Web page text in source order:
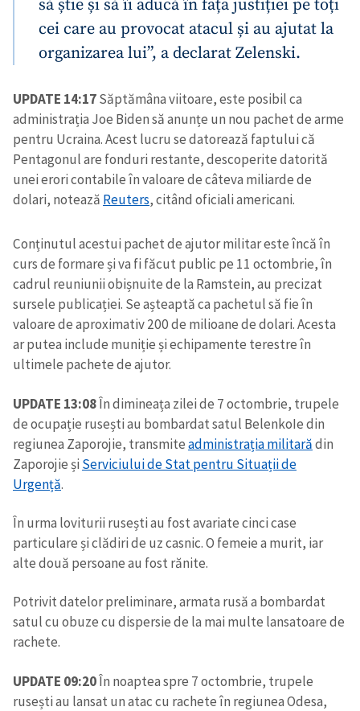
să știe și să îi aducă în fața justiției pe toți
cei care au provocat atacul și au ajutat la
organizarea lui”, a declarat Zelenski.
UPDATE 14:17Săptămâna viitoare, este posibil ca
administrația Joe Biden să anunțe un nou pachet de arme
pentru Ucraina. Acest lucru se datorează faptului că
Pentagonul are fonduri restante, descoperite datorită
unei erori contabile în valoare de câteva miliarde de
dolari, notează Reuters, citând oficiali americani.
Conținutul acestui pachet de ajutor militar este încă în
curs de formare și va fi făcut public pe 11 octombrie, în
cadrul reuniunii obișnuite de la Ramstein, au precizat
sursele publicației. Se așteaptă ca pachetul să fie în
valoare de aproximativ 200 de milioane de dolari. Acesta
ar putea include muniție și echipamente terestre în
ultimele pachete de ajutor.
UPDATE 13:08În dimineața zilei de 7 octombrie, trupele
de ocupație rusești au bombardat satul BelenkoIe din
regiunea Zaporojie, transmiteadministrația militarădin
Zaporojie șiServiciului de Stat pentru Situații de
Urgență.
În urma loviturii rusești au fost avariate cinci case
particulare și clădiri de uz casnic. O femeie a murit, iar
alte două persoane au fost rănite.
Potrivit datelor preliminare, armata rusă a bombardat
satul cu obuze cu dispersie de la mai multe lansatoare de
rachete.
UPDATE 09:20În noaptea spre 7 octombrie, trupele
rusești au lansat un atac cu rachete în regiunea Odesa,